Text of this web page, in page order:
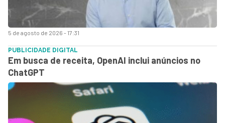
5 de agosto de 2026 - 17:31
PUBLICIDADE DIGITAL
Em busca de receita, OpenAI inclui anúncios no
ChatGPT